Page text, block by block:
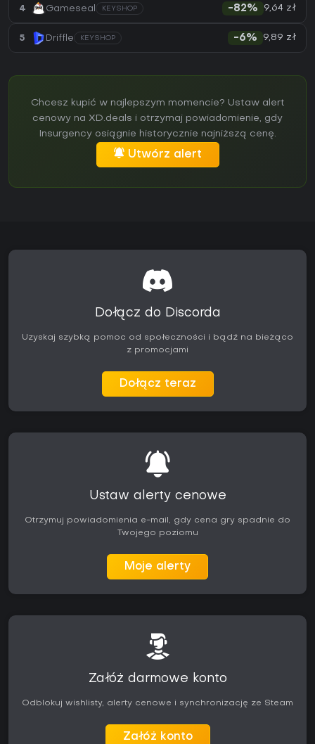
4 Gameseal KEYSHOP -82% 9,64 zł
5 Driffle KEYSHOP -6% 9,89 zł
Chcesz kupić w najlepszym momencie? Ustaw alert
cenowy na XD.deals i otrzymaj powiadomienie, gdy
Insurgency osiągnie historycznie najniższą cenę.
Utwórz alert
Dołącz do Discorda
Uzyskaj szybką pomoc od społeczności i bądź na bieżąco
z promocjami
Dołącz teraz
Ustaw alerty cenowe
Otrzymuj powiadomienia e-mail, gdy cena gry spadnie do
Twojego poziomu
Moje alerty
Załóż darmowe konto
Odblokuj wishlisty, alerty cenowe i synchronizację ze Steam
Załóż konto